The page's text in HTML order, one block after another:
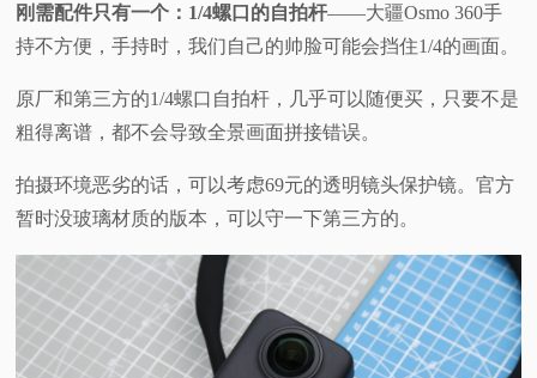
刚需配件只有一个：1/4螺口的自拍杆——大疆Osmo 360手
持不方便，手持时，我们自己的帅脸可能会挡住1/4的画面。
原厂和第三方的1/4螺口自拍杆，几乎可以随便买，只要不是
粗得离谱，都不会导致全景画面拼接错误。
拍摄环境恶劣的话，可以考虑69元的透明镜头保护镜。官方
暂时没玻璃材质的版本，可以守一下第三方的。